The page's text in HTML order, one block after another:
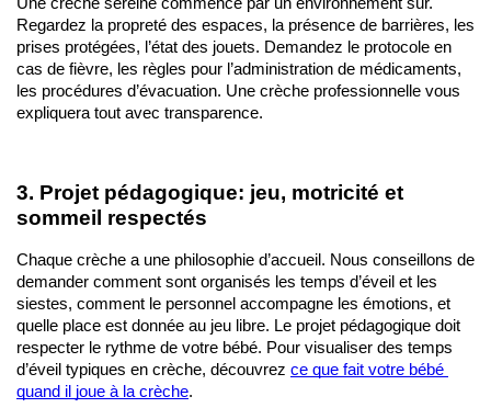
Regardez la propreté des espaces, la présence de barrières, les
prises protégées, l’état des jouets. Demandez le protocole en
cas de fièvre, les règles pour l’administration de médicaments,
les procédures d’évacuation. Une crèche professionnelle vous
expliquera tout avec transparence.
3. Projet pédagogique: jeu, motricité et
sommeil respectés
Chaque crèche a une philosophie d’accueil. Nous conseillons de
demander comment sont organisés les temps d’éveil et les
siestes, comment le personnel accompagne les émotions, et
quelle place est donnée au jeu libre. Le projet pédagogique doit
respecter le rythme de votre bébé. Pour visualiser des temps
d’éveil typiques en crèche, découvrez ce que fait votre bébé
quand il joue à la crèche.